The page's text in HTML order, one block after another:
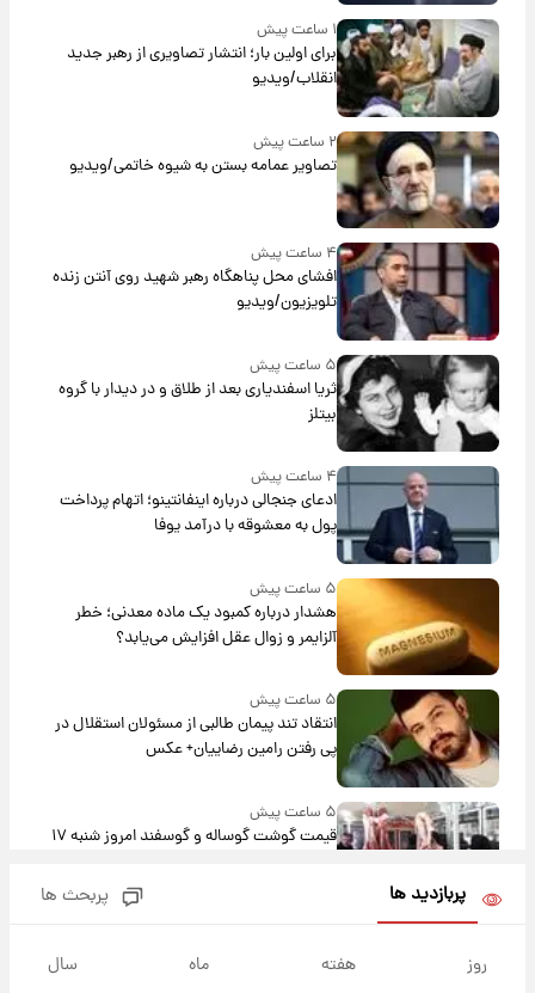
۱ ساعت پیش
برای اولین بار؛ انتشار تصاویری از رهبر جدید
انقلاب/ویدیو
۲ ساعت پیش
تصاویر عمامه بستن به شیوه خاتمی/ویدیو
۴ ساعت پیش
افشای محل پناهگاه‌ رهبر شهید روی آنتن زنده
تلویزیون/ویدیو
۵ ساعت پیش
ثریا اسفندیاری بعد از طلاق و در دیدار با گروه
بیتلز
۴ ساعت پیش
ادعای جنجالی درباره اینفانتینو؛ اتهام پرداخت
پول به معشوقه با درآمد یوفا
۵ ساعت پیش
هشدار درباره کمبود یک ماده معدنی؛ خطر
آلزایمر و زوال عقل افزایش می‌یابد؟
۵ ساعت پیش
انتقاد تند پیمان طالبی از مسئولان استقلال در
پی رفتن رامین رضاییان+ عکس
۵ ساعت پیش
قیمت گوشت گوساله و گوسفند امروز شنبه ۱۷
شوید+ فیلم
پربازدید ها پربحث ها
روز هفته ماه سال